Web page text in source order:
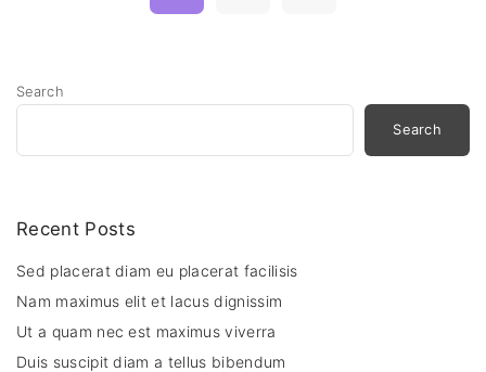
t
s
p
g
n
a
t
Search
Search
Recent Posts
Sed placerat diam eu placerat facilisis
Nam maximus elit et lacus dignissim
Ut a quam nec est maximus viverra
Duis suscipit diam a tellus bibendum